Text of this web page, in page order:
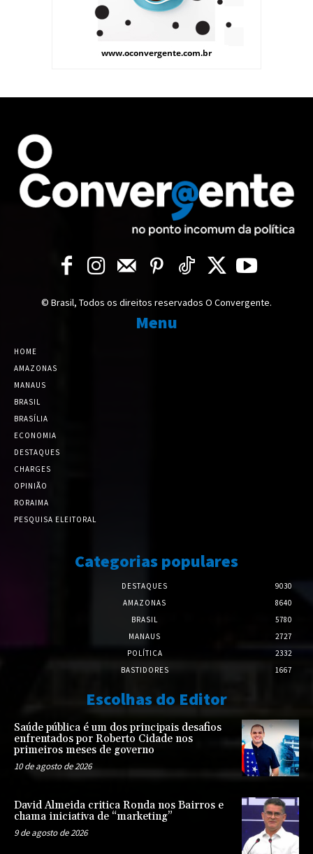
© Brasil, Todos os direitos reservados O Convergente.
Menu
HOME
AMAZONAS
MANAUS
BRASIL
BRASÍLIA
ECONOMIA
DESTAQUES
CHARGES
OPINIÃO
RORAIMA
PESQUISA ELEITORAL
Categorias populares
DESTAQUES
9030
AMAZONAS
8640
BRASIL
5780
MANAUS
2727
POLÍTICA
2332
BASTIDORES
1667
Escolhas do Editor
Saúde pública é um dos principais desafios
enfrentados por Roberto Cidade nos
primeiros meses de governo
10 de agosto de 2026
David Almeida critica Ronda nos Bairros e
chama iniciativa de “marketing”
9 de agosto de 2026